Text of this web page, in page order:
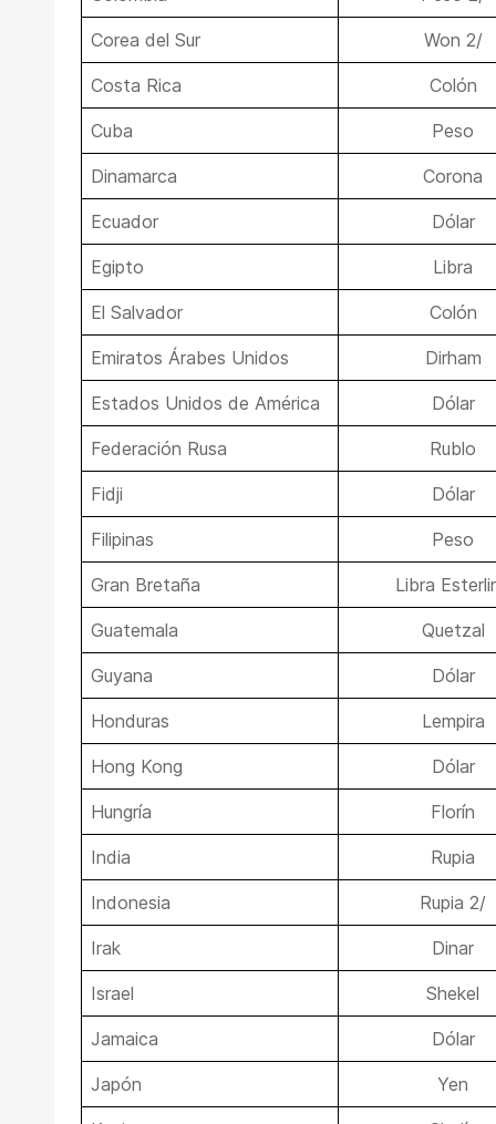
Corea del Sur Won 2/
Costa Rica Colón
Cuba Peso
Dinamarca Corona
Ecuador Dólar
Egipto Libra
El Salvador Colón
Emiratos Árabes Unidos Dirham
Estados Unidos de América Dólar
Federación Rusa Rublo
Fidji Dólar
Filipinas Peso
Gran Bretaña Libra
Guatemala Quetzal
Guyana Dólar
Honduras Lempira
Hong Kong Dólar
Hungría Florín
India Rupia
Indonesia Rupia 2/
Irak Dinar
Israel Shekel
Jamaica Dólar
Japón Yen